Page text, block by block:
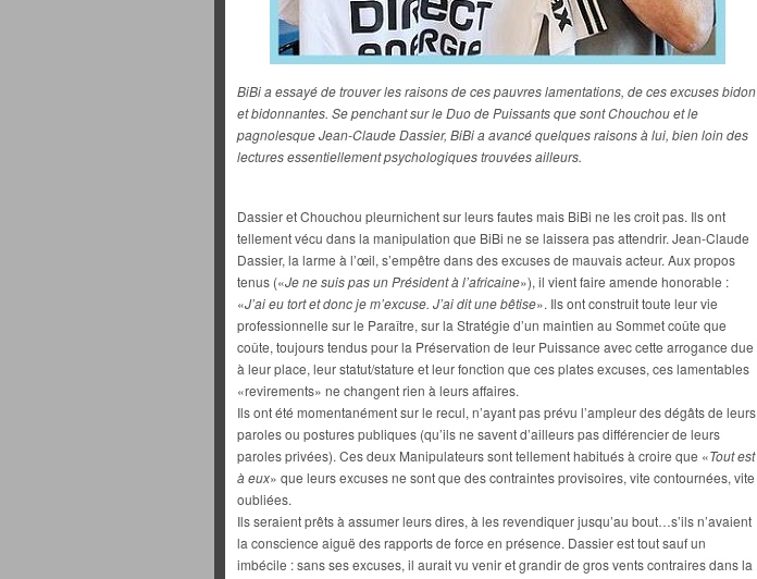
BiBi a essayé de trouver les raisons de ces pauvres lamentations, de ces excuses bidon
et bidonnantes. Se penchant sur le Duo de Puissants que sont Chouchou et le
pagnolesque Jean-Claude Dassier, BiBi a avancé quelques raisons à lui, bien loin des
lectures essentiellement psychologiques trouvées ailleurs.
Dassier et Chouchou pleurnichent sur leurs fautes mais BiBi ne les croit pas. Ils ont
tellement vécu dans la manipulation que BiBi ne se laissera pas attendrir. Jean-Claude
Dassier, la larme à l’œil, s’empêtre dans des excuses de mauvais acteur. Aux propos
tenus («Je ne suis pas un Président à l’africaine»), il vient faire amende honorable :
«J’ai eu tort et donc je m’excuse. J’ai dit une bêtise». Ils ont construit toute leur vie
professionnelle sur le Paraître, sur la Stratégie d’un maintien au Sommet coûte que
coûte, toujours tendus pour la Préservation de leur Puissance avec cette arrogance due
à leur place, leur statut/stature et leur fonction que ces plates excuses, ces lamentables
«revirements» ne changent rien à leurs affaires.
Ils ont été momentanément sur le recul, n’ayant pas prévu l’ampleur des dégâts de leurs
paroles ou postures publiques (qu’ils ne savent d’ailleurs pas différencier de leurs
paroles privées). Ces deux Manipulateurs sont tellement habitués à croire que «Tout est
à eux» que leurs excuses ne sont que des contraintes provisoires, vite contournées, vite
oubliées.
Ils seraient prêts à assumer leurs dires, à les revendiquer jusqu’au bout…s’ils n’avaient
la conscience aiguë des rapports de force en présence. Dassier est tout sauf un
imbécile : sans ses excuses, il aurait vu venir et grandir de gros vents contraires dans la